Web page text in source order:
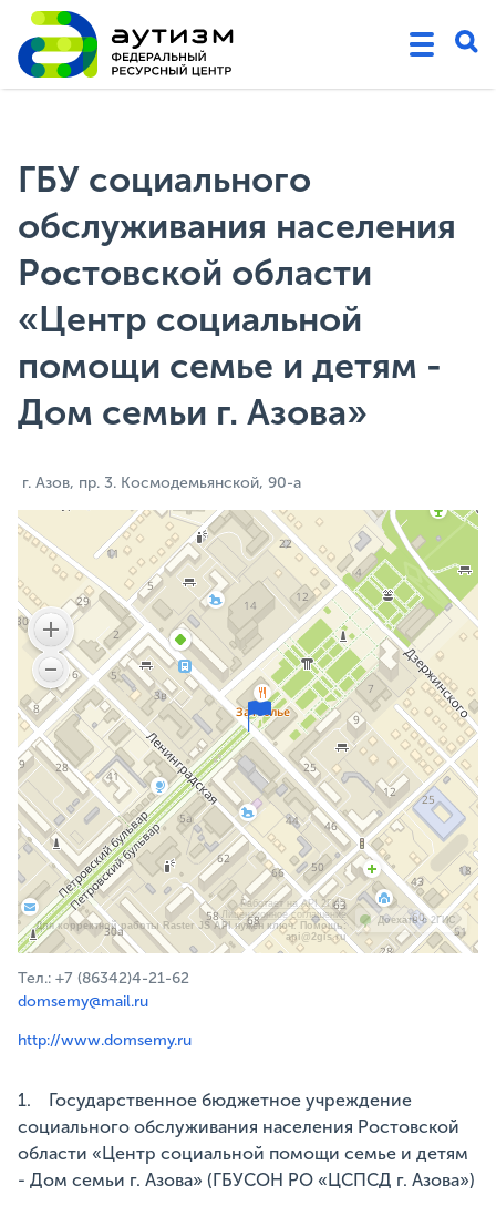
ГБУ социального
обслуживания населения
Ростовской области
«Центр социальной
помощи семье и детям -
Дом семьи г. Азова»
г. Азов, пр. 3. Космодемьянской, 90-а
Работает на API 2ГИС
Лицензионное соглашение
Для корректной работы Raster JS API нужен ключ. Помощь:
api@2gis.ru
Доехать с 2ГИС
Тел.: +7 (86342)4-21-62
domsemy@mail.ru
http://www.domsemy.ru
1. Государственное бюджетное учреждение
социального обслуживания населения Ростовской
области «Центр социальной помощи семье и детям
- Дом семьи г. Азова» (ГБУСОН РО «ЦСПСД г. Азова»)